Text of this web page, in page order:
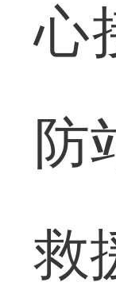
心
防
救